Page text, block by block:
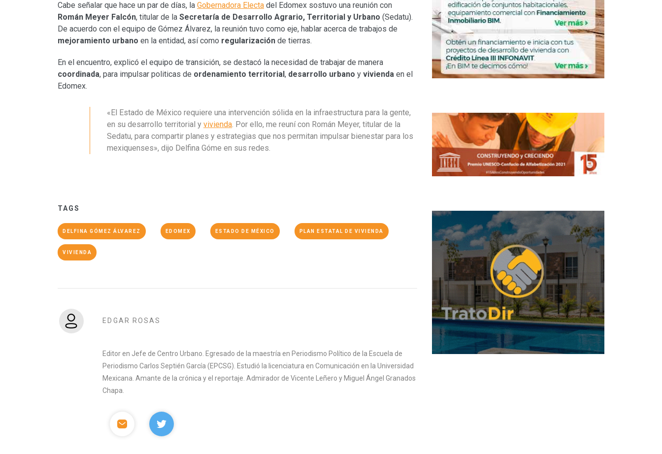
Cabe señalar que hace un par de días, la Gobernadora Electa del Edomex sostuvo una reunión con
Román Meyer Falcón, titular de la Secretaría de Desarrollo Agrario, Territorial y Urbano (Sedatu).
De acuerdo con el equipo de Gómez Álvarez, la reunión tuvo como eje, hablar acerca de trabajos de
mejoramiento urbano en la entidad, así como regularización de tierras.
En el encuentro, explicó el equipo de transición, se destacó la necesidad de trabajar de manera
coordinada, para impulsar politicas de ordenamiento territorial , desarrollo urbano y vivienda en el
Edomex.
«El Estado de México requiere una intervención sólida en la infraestructura para la gente,
en su desarrollo territorial y vivienda. Por ello, me reuní con Román Meyer, titular de la
Sedatu, para compartir planes y estrategias que nos permitan impulsar bienestar para los
mexiquenses», dijo Delfina Góme en sus redes.
TAGS
DELFINA GÓMEZ ÁLVAREZ EDOMEX ESTADO DE MÉXICO PLAN ESTATAL DE VIVIENDA
VIVIENDA
EDGAR ROSAS
Editor en Jefe de Centro Urbano. Egresado de la maestría en Periodismo Político de la Escuela de
Periodismo Carlos Septién García (EPCSG). Estudió la licenciatura en Comunicación en la Universidad
Mexicana. Amante de la crónica y el reportaje. Admirador de Vicente Leñero y Miguel Ángel Granados
Chapa.